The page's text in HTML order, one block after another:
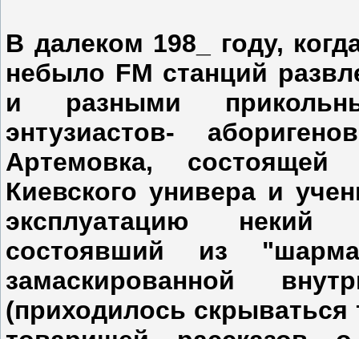
В далеком 198_ году,
небыло FM станций
и разными
энтузиастов-
Артемовка,
Киевского универа и
эксплуатацию некий
состоявший из
замаскированной
(приходилось скрываться